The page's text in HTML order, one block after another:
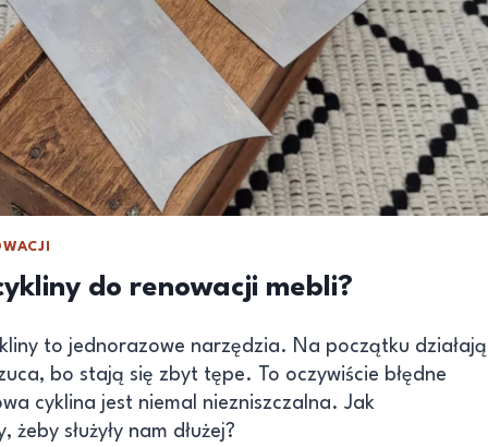
do renowacji mebli?
to jednorazowe narzędzia. Na początku działają
bo stają się zbyt tępe. To oczywiście błędne
cyklina jest niemal niezniszczalna. Jak
żeby służyły nam dłużej?